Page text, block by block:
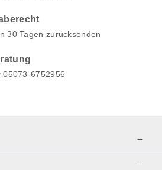
30 Tagen zurücksenden
05073-6752956